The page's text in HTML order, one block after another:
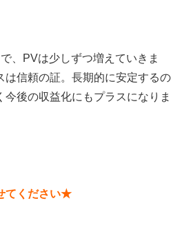
、PVは少しずつ増えていきま
は信頼の証。長期的に安定するの
今後の収益化にもプラスになりま
てください★